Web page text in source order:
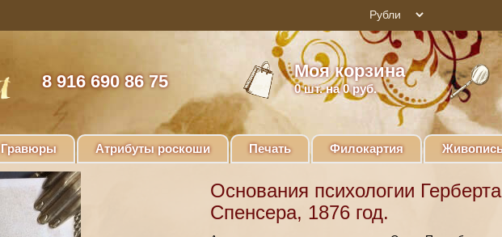
8 916 690 86 75
Моя корзина
0шт. на 0 руб.
Гравюры Атрибуты роскоши Печать Филокартия
Основания психологии Герберта
Спенсера, 1876 год.